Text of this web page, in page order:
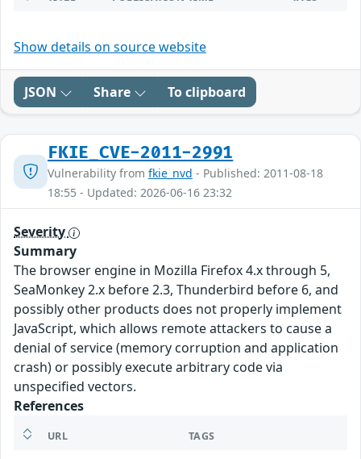
Show details on source website
JSON Share To clipboard
FKIE_CVE-2011-2991
Vulnerability from fkie_nvd - Published: 2011-08-18
18:55 - Updated: 2026-06-16 23:32
Severity
Summary
The browser engine in Mozilla Firefox 4.x through 5,
SeaMonkey 2.x before 2.3, Thunderbird before 6, and
possibly other products does not properly implement
JavaScript, which allows remote attackers to cause a
denial of service (memory corruption and application
crash) or possibly execute arbitrary code via
unspecified vectors.
References
URL TAGS